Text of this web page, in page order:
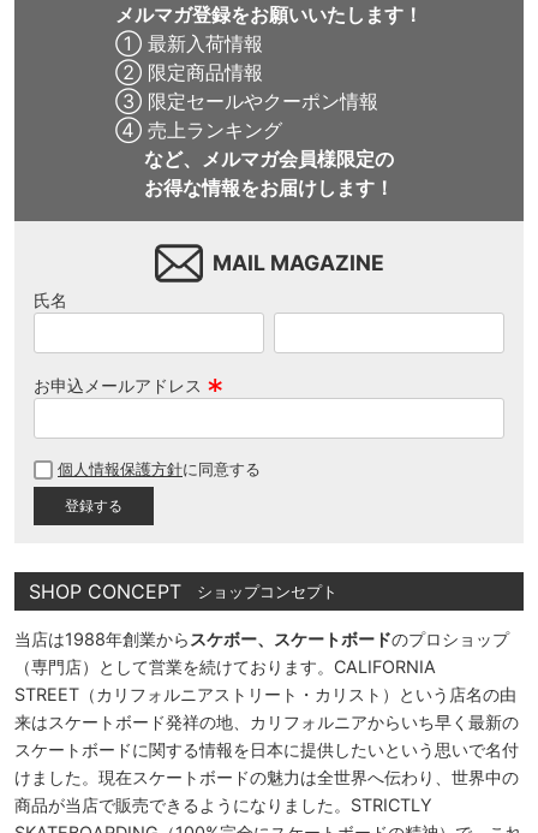
メルマガ登録をお願いいたします！
① 最新入荷情報
② 限定商品情報
③ 限定セールやクーポン情報
④ 売上ランキング
など、メルマガ会員様限定の
お得な情報をお届けします！
MAIL MAGAZINE
氏名
お申込メールアドレス
須
個人情報保護方針に同意する
SHOP CONCEPT ショップコンセプト
当店は1988年創業から スケボー、スケートボードのプロショップ
（専門店）として営業を続けております。CALIFORNIA
STREET（カリフォルニアストリート・カリスト）という店名の由
来はスケートボード発祥の地、カリフォルニアからいち早く最新の
スケートボードに関する情報を日本に提供したいという思いで名付
けました。現在スケートボードの魅力は全世界へ伝わり、世界中の
商品が当店で販売できるようになりました。STRICTLY